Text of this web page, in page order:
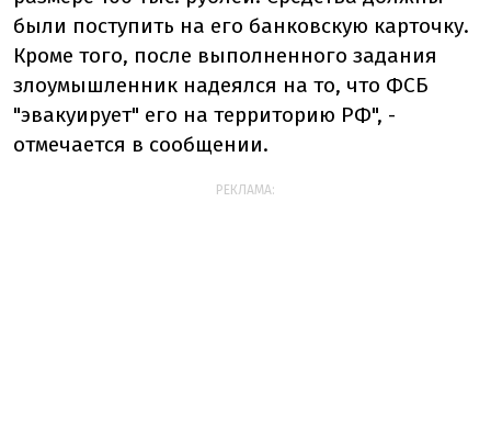
были поступить на его банковскую карточку.
Кроме того, после выполненного задания
злоумышленник надеялся на то, что ФСБ
"эвакуирует" его на территорию РФ", -
отмечается в сообщении.
РЕКЛАМА: